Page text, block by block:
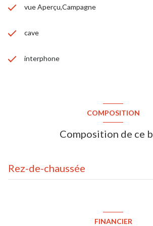
vue Aperçu,Campagne
cave
interphone
COMPOSITION
Composition de ce
Rez-de-chaussée
FINANCIER